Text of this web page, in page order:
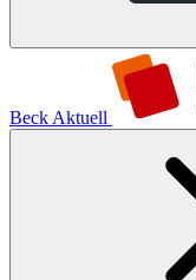
Beck Aktuell